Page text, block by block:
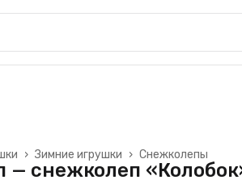
Снежколепы
Зимние игрушки ›
›
— снежколеп